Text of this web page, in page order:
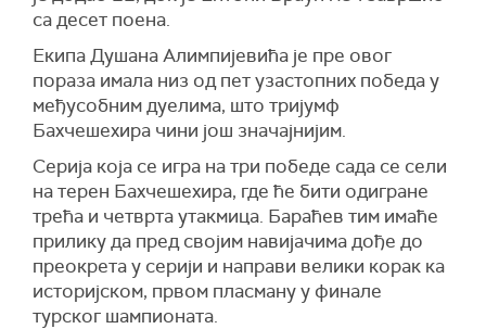
са десет поена.
Екипа Душана Алимпијевића је пре овог
пораза имала низ од пет узастопних победа у
међусобним дуелима, што тријумф
Бахчешехира чини још значајнијим.
Серија која се игра на три победе сада се сели
на терен Бахчешехира, где ће бити одигране
трећа и четврта утакмица. Бараћев тим имаће
прилику да пред својим навијачима дође до
преокрета у серији и направи велики корак ка
историјском, првом пласману у финале
турског шампионата.